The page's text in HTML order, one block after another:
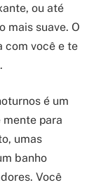
ou até
mais suave. O
com você e te
é um
para
umas
banho
Você